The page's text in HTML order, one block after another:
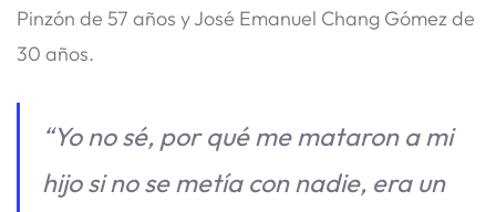
Pinzón de 57 años y José Emanuel Chang Gómez de
30 años.
“Yo no sé, por qué me mataron a mi
hijo si no se metía con nadie, era un